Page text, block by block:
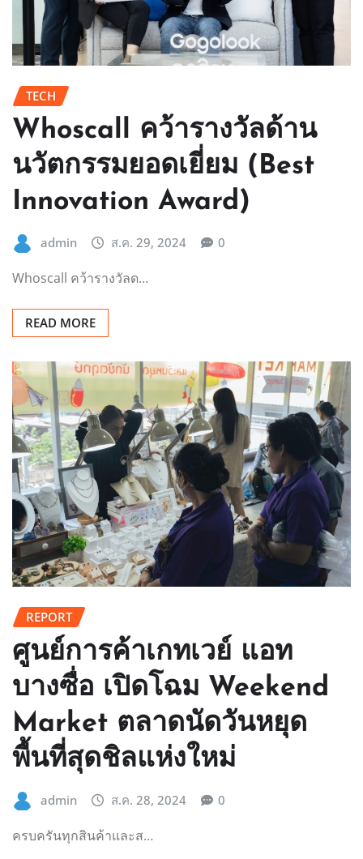
TECH
Whoscall คว้ารางวัลด้าน
นวัตกรรมยอดเยี่ยม (Best
Innovation Award)
admin ส.ค. 29, 2024 0
Whoscall คว้ารางวัลด…
READ MORE
REPORT
ศูนย์การค้าเกทเวย์ แอท
บางซื่อ เปิดโฉม Weekend
Market ตลาดนัดวันหยุด
พื้นที่สุดชิลแห่งใหม่
admin ส.ค. 28, 2024 0
ครบครันทุกสินค้าและส…